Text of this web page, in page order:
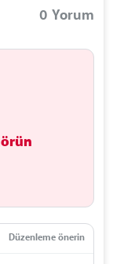
0 Yorum
Düzenleme önerin